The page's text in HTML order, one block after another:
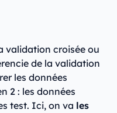
validation croisée ou
de la validation
les données
2 : les données
test. Ici, on va les